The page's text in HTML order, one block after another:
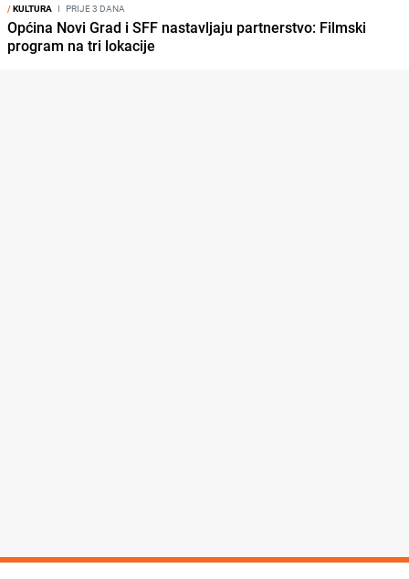
/KULTURA I PRIJE 3 DANA
Općina Novi Grad i SFF nastavljaju partnerstvo: Filmski
program na tri lokacije